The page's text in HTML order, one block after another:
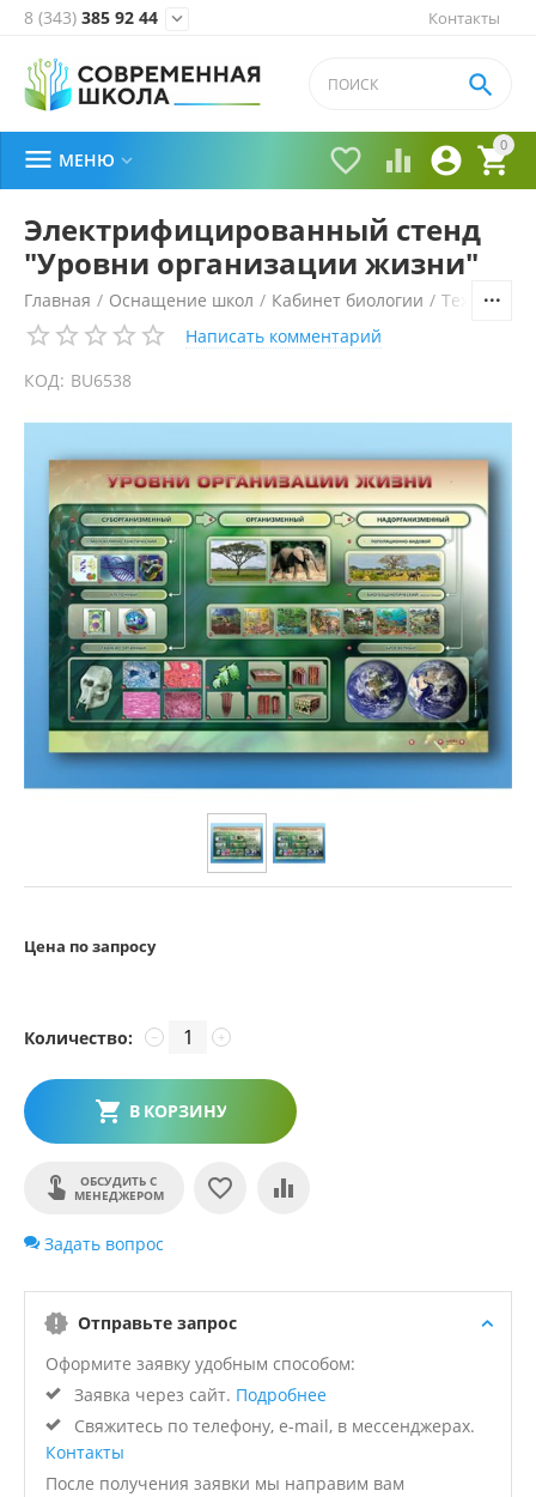
Контакты
8 (343) 385 92 44 
0


 

 МЕНЮ 
Электрифицированный стенд
"Уровни организации жизни"
Главная / Оснащение школ / Кабинет биологии /
Написать комментарий
КОД: BU6538
Цена по запросу
Количество: +
−
В КОРЗИНУ
ОБСУДИТЬ С
МЕНЕДЖЕРОМ
Задать вопрос
Отправьте запрос
Оформите заявку удобным способом:
Заявка через сайт. Подробнее
Свяжитесь по телефону, e-mail, в мессенджерах.
Контакты
После получения заявки мы направим вам